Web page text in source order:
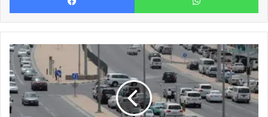
2024
ജൂൺ
മാസത്തിൽ
ഖത്തറിലെ
റോഡപകടങ്ങളിൽ
കുറവ്